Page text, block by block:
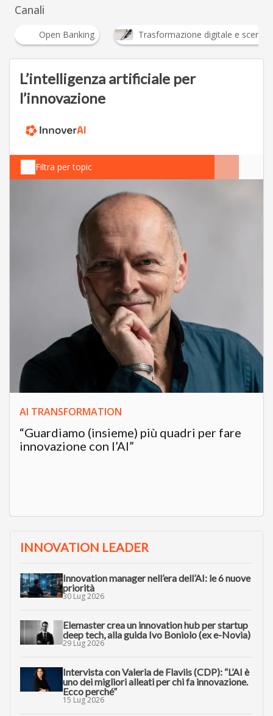
Canali
Trasformazione digitale e scenari economici
L’intelligenza artificiale per
l’innovazione
Filtra per topic
AI TRANSFORMATION
“Guardiamo (insieme) più quadri per fare
innovazione con l’AI”
INNOVATION LEADER
Innovation manager nell’era dell’AI: le 6 nuove
priorità
30 Lug 2026
Elemaster crea un innovation hub per startup
deep tech, alla guida Ivo Boniolo (ex e-Novia)
29 Lug 2026
Intervista con Valeria de Flaviis (CDP): “L’AI è
uno dei migliori alleati per chi fa innovazione.
Ecco perché”
15 Lug 2026